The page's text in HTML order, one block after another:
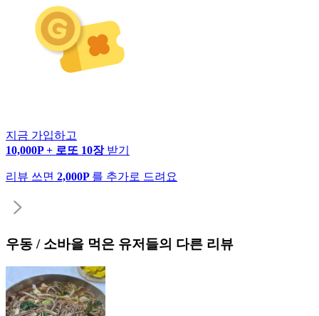
지금 가입하고
10,000P + 로또 10장 받기
리뷰 쓰면 2,000P 를 추가로 드려요
우동 / 소바을 먹은 유저들의 다른 리뷰